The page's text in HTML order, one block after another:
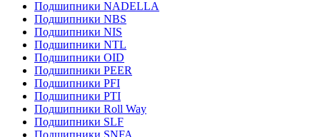
Подшипники NADELLA
Подшипники NBS
Подшипники NIS
Подшипники NTL
Подшипники OID
Подшипники PEER
Подшипники PFI
Подшипники PTI
Подшипники Roll Way
Подшипники SLF
Подшипники SNFA